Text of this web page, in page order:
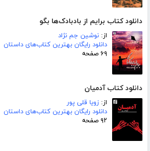
دانلود کتاب برایم از بادبادک‌ها بگو
از: نوشین جم نژاد
دانلود رایگان بهترین کتاب‌های داستان
۶۹ صفحه
دانلود کتاب آدمیان
از: زویا قلی پور
دانلود رایگان بهترین کتاب‌های داستان
۹۲ صفحه